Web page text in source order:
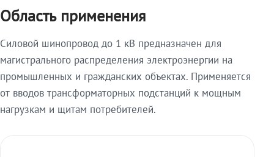
Область применения
Силовой шинопровод до 1 кВ предназначен для
магистрального распределения электроэнергии на
промышленных и гражданских объектах. Применяется
от вводов трансформаторных подстанций к мощным
нагрузкам и щитам потребителей.